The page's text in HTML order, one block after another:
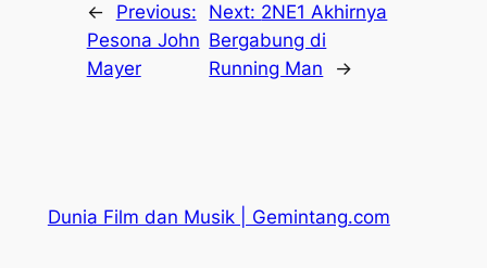
←
Previous:
Pesona John
Mayer
Next: 2NE1 Akhirnya
Bergabung di
Running Man
→
Dunia Film dan Musik | Gemintang.com